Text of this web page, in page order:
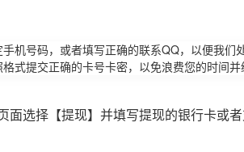
机号码，或者填写正确的联系QQ，以便我们
式提交正确的卡号卡密，以免浪费您的时间并
面选择【提现】并填写提现的银行卡或